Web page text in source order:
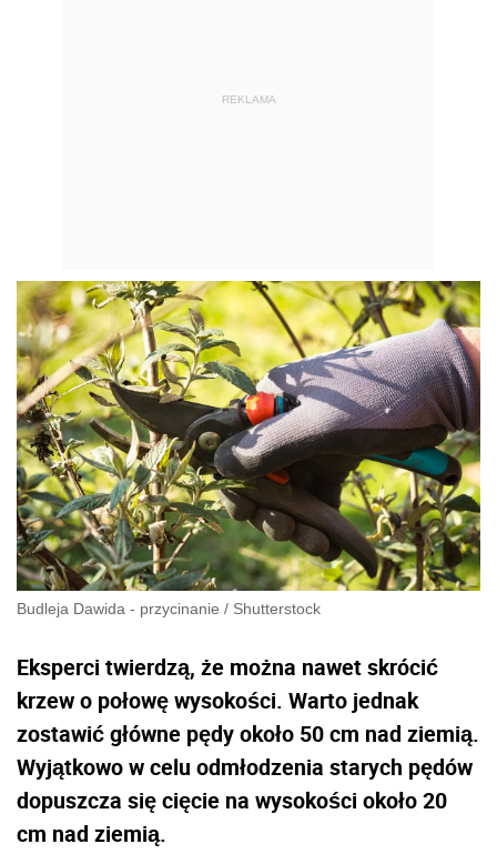
REKLAMA
Budleja Dawida - przycinanie / Shutterstock
Eksperci twierdzą, że można nawet skrócić
krzew o połowę wysokości. Warto jednak
zostawić główne pędy około 50 cm nad ziemią.
Wyjątkowo w celu odmłodzenia starych pędów
dopuszcza się cięcie na wysokości około 20
cm nad ziemią.